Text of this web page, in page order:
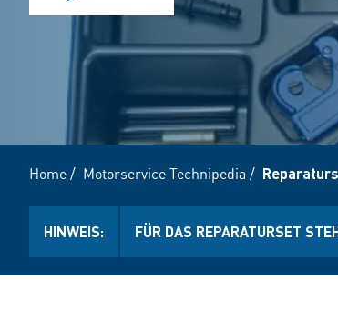
Home/ Motorservice Technipedia /
HINWEIS: FÜR DAS REPARATURSET